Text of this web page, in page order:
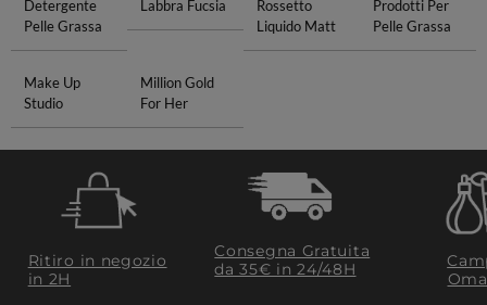
Detergente
Pelle Grassa
Labbra Fucsia
Rossetto
Liquido Matt
Prodotti Per
Pelle Grassa
Make Up
Studio
Million Gold
For Her
Ritiro in negozio
in 2H
Consegna Gratuita
da 35€​ in 24/48H